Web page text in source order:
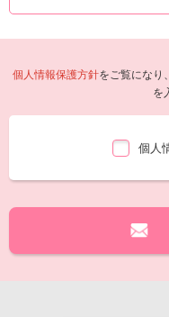
個人情報保護方針をご覧になり
を
個人